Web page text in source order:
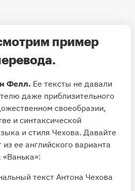
пример
Фелл. Ее тексты не давали
даже приблизительного
своеобразии,
и синтаксической
и стиля Чехова. Давайте
ее английского варианта
«Ванька»:
текст Антона Чехова